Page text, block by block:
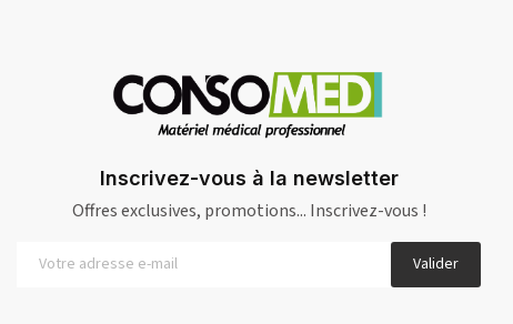
Inscrivez-vous à la newsletter
Offres exclusives, promotions... Inscrivez-vous !
Valider